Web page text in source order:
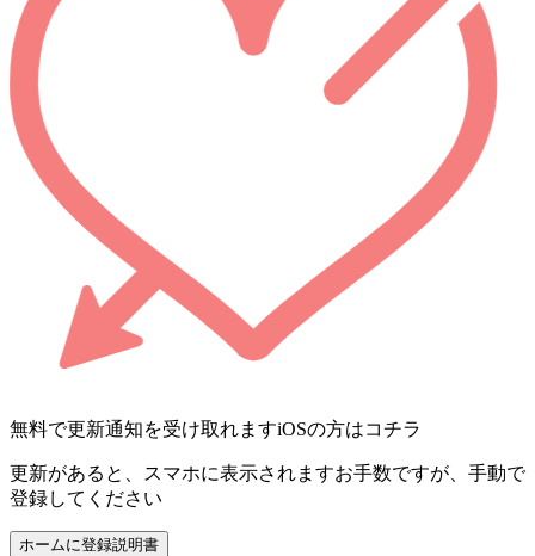
無料で更新通知を受け取れますiOSの方はコチラ
更新があると、スマホに表示されますお手数ですが、手動で
登録してください
ホームに登録説明書